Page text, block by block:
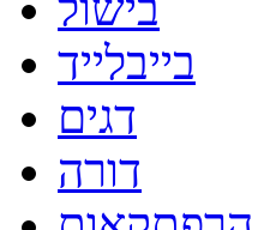
בייבלייד
דגים
דורה